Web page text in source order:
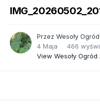
Przez Wesoły
4 Maja
466
View Wesoły